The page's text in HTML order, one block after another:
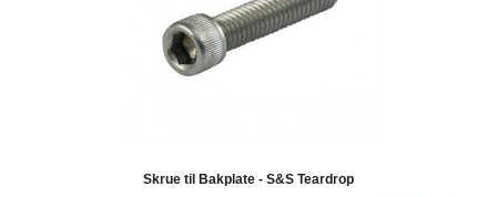
Skrue til Bakplate - S&S Teardrop